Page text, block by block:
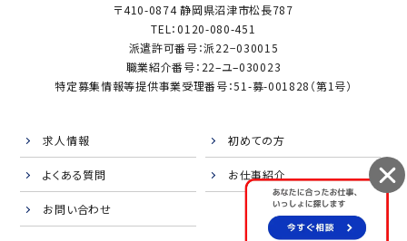
〒410-0874 静岡県沼津市松長787
TEL：0120-080-451
派遣許可番号：派22−030015
職業紹介番号：22–ユ–030023
特定募集情報等提供事業受理番号：51-募-001828（第1号）
求人情報 初めての方
よくある質問 お仕事紹介
お問い合わせ